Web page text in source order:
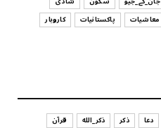
معاشیات پاکستانیات
کاروبار
دعا ذکر ذکر_الله
قرآن